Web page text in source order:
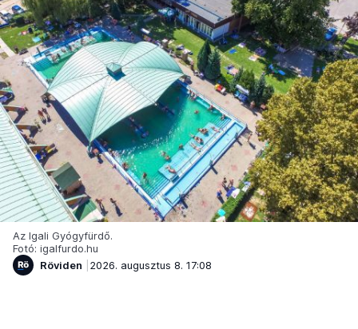
Az Igali Gyógyfürdő.
Fotó: igalfurdo.hu
Röviden
2026. augusztus 8. 17:08